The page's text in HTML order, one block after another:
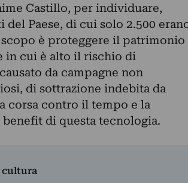
Castillo, per individuare,
Paese, di cui solo 2.500
è proteggere il patrimonio
in cui è alto il rischio di
da campagne non
di sottrazione indebita da
corsa contro il tempo e la
di questa tecnologia.
cultura